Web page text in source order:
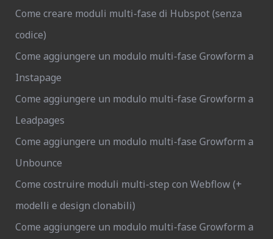
Come creare moduli multi-fase di Hubspot (senza
codice)
Come aggiungere un modulo multi-fase Growform a
Instapage
Come aggiungere un modulo multi-fase Growform a
Leadpages
Come aggiungere un modulo multi-fase Growform a
Unbounce
Come costruire moduli multi-step con Webflow (+
modelli e design clonabili)
Come aggiungere un modulo multi-fase Growform a